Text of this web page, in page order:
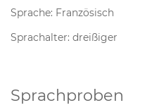
Sprache: Französisch
Sprachalter: dreißiger
Sprachproben